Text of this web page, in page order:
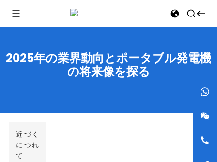
2025年の業界動向とポータブル発電機
の将来像を探る
近づく
につれ
て